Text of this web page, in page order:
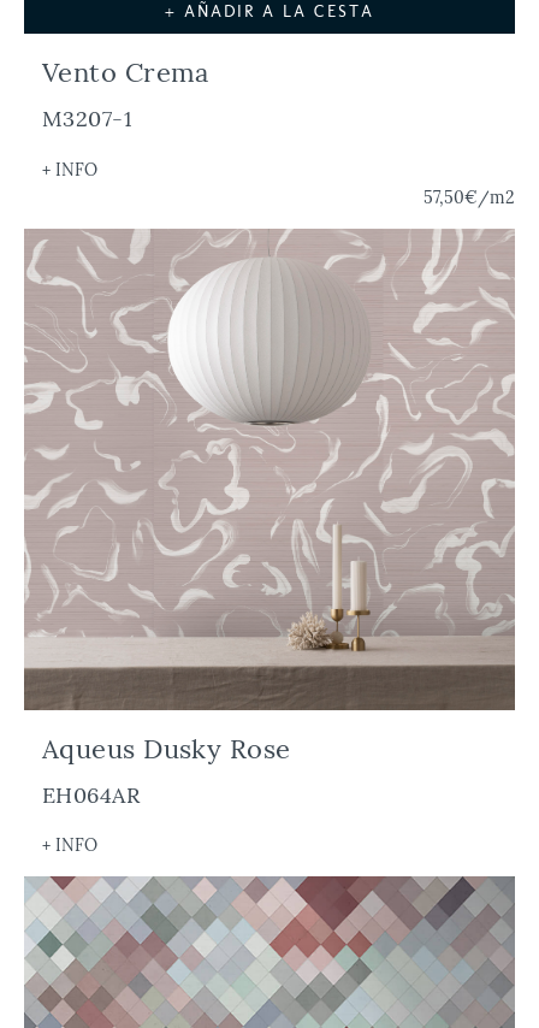
+ AÑADIR A LA CESTA
Vento Crema
M3207-1
+ INFO
57,50€ /m2
Aqueus Dusky Rose
EH064AR
+ INFO